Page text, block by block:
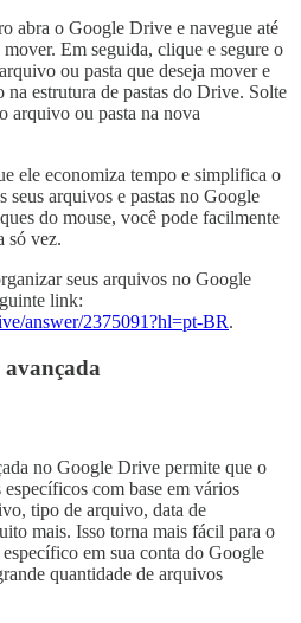
abra o Google Drive e navegue até
Em seguida, clique e segure o
ou pasta que deseja mover e
na estrutura de pastas do Drive. Solte
arquivo ou pasta na nova
ele economiza tempo e simplifica o
seus arquivos e pastas no Google
do mouse, você pode facilmente
só vez.
seus arquivos no Google
link:
answer/2375091?hl=pt-BR.
avançada
no Google Drive permite que o
com base em vários
tipo de arquivo, data de
mais. Isso torna mais fácil para o
em sua conta do Google
quantidade de arquivos